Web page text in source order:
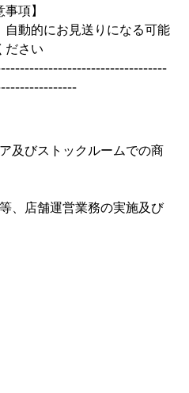
項】
動的にお見送りになる可能
ださい
及びストックルームでの商
、店舗運営業務の実施及び